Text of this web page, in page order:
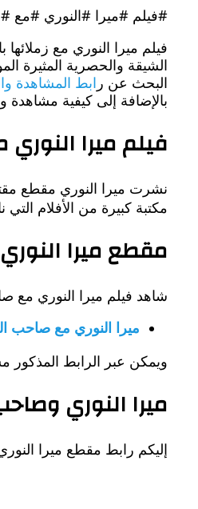
#فيلم #ميرا #النوري #مع
فيلم ميرا النوري مع
الشيقة والحصرية المثيرة
البحث عن ر ابط المشاهدة
بالإضافة إلى كيفية مشاهدة
فيلم ميرا
نشرت ميرا النوري مقطع
مكتبة كبيرة من الأفلام
مقطع ميرا
شاهد فيلم ميرا النوري مع
ميرا النوري مع صاحب
ويمكن عبر الرابط
ميرا النوري
إليكم رابط مقطع ميرا